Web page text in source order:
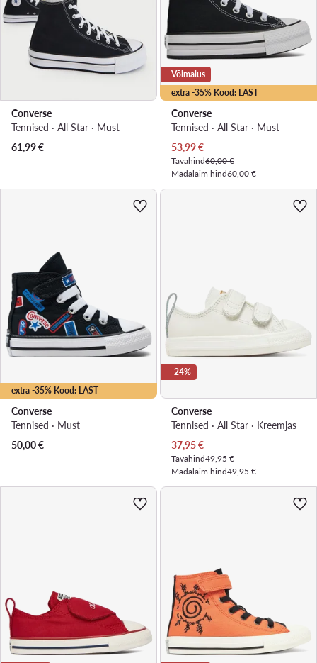
Converse
Tennised · All Star · Must
61,99€
extra -35% Kood: LAST
Võimalus
Converse
Tennised · All Star · Must
Praegune hind
53,99€
Tavahind60,00 €
Madalaim hind60,00 €
extra -35% Kood: LAST
Converse
Tennised · Must
50,00€
-24%
Converse
Tennised · All Star · Kreemjas
Praegune hind
37,95€
Tavahind49,95 €
Madalaim hind49,95 €